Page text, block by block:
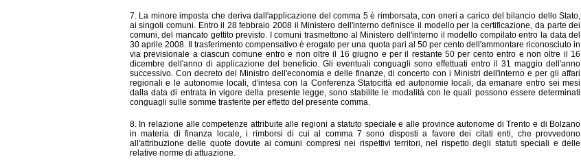
7. La minore imposta che deriva dall'applicazione del comma 5 è rimborsata, con oneri a carico del bilancio del lo Stato,
ai singoli comuni. Entro il 28 febbraio 2008 il Ministero dell'interno definisce il modello per la certificazione, da parte dei
comuni, del mancato gettito previsto. I comuni trasmettono al Ministero dell'interno il modello compilato entro la data del
30 aprile 2008. Il trasferimento compensativo è erogato per una quota pari al 50 per cento dell'ammontare riconosciuto in
via previsionale a ciascun comune entro e non oltre il 16 giugno e per il restante 50 per cento entro e non oltre il 16
dicembre dell'anno di applicazione del beneficio. Gli eventuali conguagli sono effettuati entro il 31 maggio dell'anno
successivo. Con decreto del Ministro dell'economia e delle finanze, di concerto con i Ministri dell'interno e per gli affari
regionali e le autonomie locali, d'intesa con la Conferenza Statocittà ed autonomie locali, da emanare entro sei mesi
dalla data di entrata in vigore della presente legge, sono stabilite le modalità con le quali possono essere determinati
conguagli sulle somme trasferite per effetto del presente comma.
8. In relazione alle competenze attribuite alle regioni a statuto speciale e alle province autonome di Trento e di Bolzano
in materia di finanza locale, i rimborsi di cui al comma 7 sono disposti a favore dei citati enti, che provvedono
all'attribuzione delle quote dovute ai comuni compresi nei rispettivi territori, nel rispetto degli statuti speciali e delle
relative norme di attuazione.